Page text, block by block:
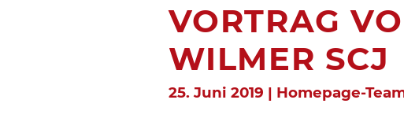
VORTRAG
WILMER SCJ
25. Juni 2019 | Homepage-